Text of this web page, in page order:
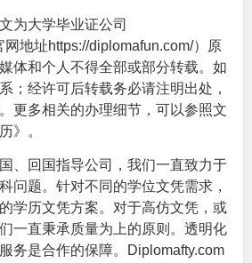
为大学毕业证公司
网地址https://diplomafun.com/）原
体和个人不得全部或部分转载。如
；经许可后转载务必请注明出处，
更多相关的办理细节，可以参照文
》。
、回国指导公司，我们一直致力于
问题。针对不同的学位文凭需求，
学历文凭方案。对于高仿文凭，或
一直秉承质量为上的原则。透明化
务是合作的保障。Diplomafty.com